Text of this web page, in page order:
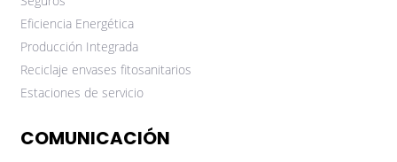
Eficiencia Energética
Producción Integrada
Reciclaje envases fitosanitarios
Estaciones de servicio
COMUNICACIÓN